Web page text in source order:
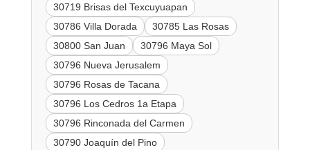
30719 Brisas del Texcuyuapan
30786 Villa Dorada
30785 Las Rosas
30800 San Juan
30796 Maya Sol
30796 Nueva Jerusalem
30796 Rosas de Tacana
30796 Los Cedros 1a Etapa
30796 Rinconada del Carmen
30790 Joaquín del Pino